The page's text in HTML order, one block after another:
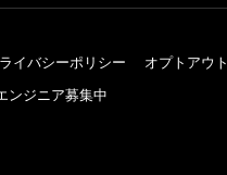
イバシーポリシー オプトアウト
ンジニア募集中